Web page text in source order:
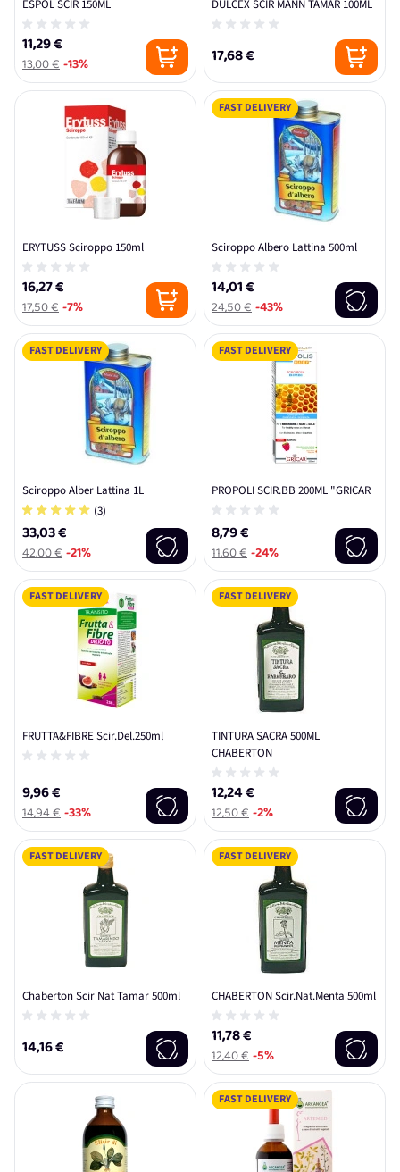
ESPOL SCIR 150ML
11,29 €
13,00 €-13%
DULCEX SCIR MANN TAMAR 100ML
17,68 €
ERYTUSS Sciroppo 150ml
16,27 €
17,50 €-7%
FAST DELIVERY
Sciroppo Albero Lattina 500ml
14,01 €
24,50 €-43%
FAST DELIVERY
Sciroppo Alber Lattina 1L
(3)
33,03 €
42,00 €-21%
FAST DELIVERY
PROPOLI SCIR.BB 200ML "GRICAR
8,79 €
11,60 €-24%
FAST DELIVERY
FRUTTA&FIBRE Scir.Del.250ml
9,96 €
14,94 €-33%
FAST DELIVERY
TINTURA SACRA 500ML
CHABERTON
12,24 €
12,50 €-2%
FAST DELIVERY
Chaberton Scir Nat Tamar 500ml
14,16 €
FAST DELIVERY
CHABERTON Scir.Nat.Menta 500ml
11,78 €
12,40 €-5%
FAST DELIVERY